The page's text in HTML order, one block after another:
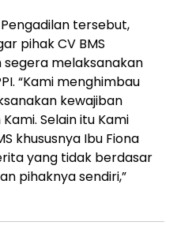
tersebut,
pihak CV BMS
melaksanakan
“Kami menghimbau
kewajiban
Selain itu Kami
khususnya Ibu Fiona
yang tidak berdasar
pihaknya sendiri,”